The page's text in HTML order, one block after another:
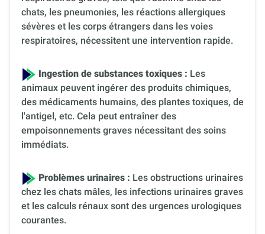
chats, les pneumonies, les réactions allergiques
sévères et les corps étrangers dans les voies
respiratoires, nécessitent une intervention rapide.
Ingestion de substances toxiques : Les
animaux peuvent ingérer des produits chimiques,
des médicaments humains, des plantes toxiques, de
l'antigel, etc. Cela peut entraîner des
empoisonnements graves nécessitant des soins
immédiats.
Problèmes urinaires : Les obstructions urinaires
chez les chats mâles, les infections urinaires graves
et les calculs rénaux sont des urgences urologiques
courantes.